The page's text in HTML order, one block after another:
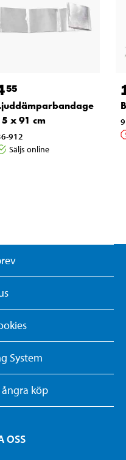
55
5 x 91 cm
912
Säljs online
System
köp
OSS